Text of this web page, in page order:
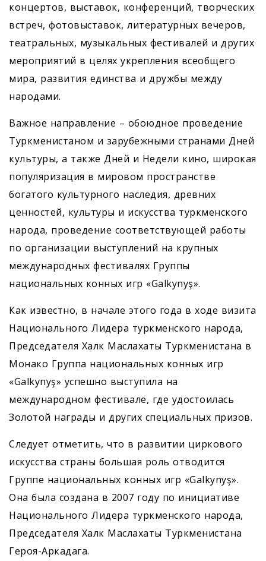
концертов, выставок, конференций, творческих
встреч, фотовыставок, литературных вечеров,
театральных, музыкальных фестивалей и других
мероприятий в целях укрепления всеобщего
мира, развития единства и дружбы между
народами.
Важное направление – обоюдное проведение
Туркменистаном и зарубежными странами Дней
культуры, а также Дней и Недели кино, широкая
популяризация в мировом пространстве
богатого культурного наследия, древних
ценностей, культуры и искусства туркменского
народа, проведение соответствующей работы
по организации выступлений на крупных
международных фестивалях Группы
национальных конных игр «Galkynyş».
Как известно, в начале этого года в ходе визита
Национального Лидера туркменского народа,
Председателя Халк Маслахаты Туркменистана в
Монако Группа национальных конных игр
«Galkynyş» успешно выступила на
международном фестивале, где удостоилась
Золотой награды и других специальных призов.
Следует отметить, что в развитии циркового
искусства страны большая роль отводится
Группе нацио­нальных конных игр «Galkynyş».
Она была создана в 2007 году по инициативе
Национального Лидера туркменского народа,
Председателя Халк Маслахаты Туркменистана
Героя-Аркадага.